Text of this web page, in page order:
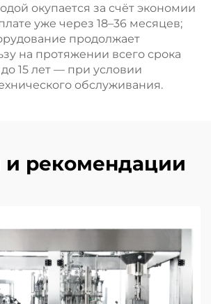
окупается за счёт экономии
уже через 18–36 месяцев;
продолжает
на протяжении всего срока
15 лет — при условии
обслуживания.
и рекомендации